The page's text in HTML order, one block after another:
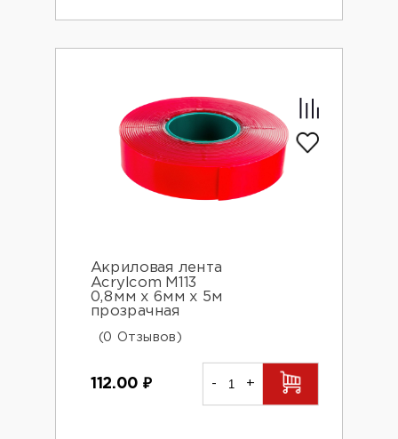
Акриловая лента
Acrylcom М113
0,8мм х 6мм х 5м
прозрачная
(0 Отзывов)
112.00 ₽ - +